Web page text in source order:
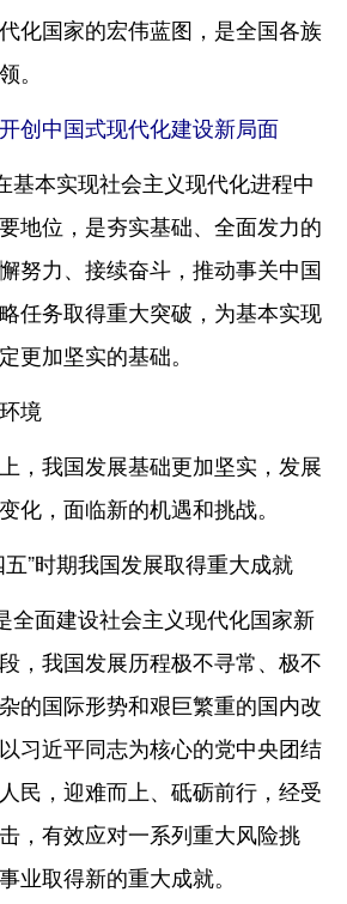
化国家的宏伟蓝图，是全国各族
。
创中国式现代化建设新局面
本实现社会主义现代化进程中
地位，是夯实基础、全面发力的
努力、接续奋斗，推动事关中国
任务取得重大突破，为基本实现
更加坚实的基础。
境
我国发展基础更加坚实，发展
化，面临新的机遇和挑战。
时期我国发展取得重大成就
面建设社会主义现代化国家新
，我国发展历程极不寻常、极不
的国际形势和艰巨繁重的国内改
习近平同志为核心的党中央团结
民，迎难而上、砥砺前行，经受
，有效应对一系列重大风险挑
业取得新的重大成就。